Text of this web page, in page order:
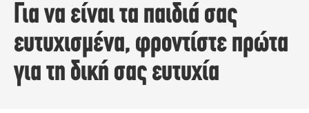
Για να είναι τα παιδιά σας
ευτυχισμένα, φροντίστε πρώτα
για τη δική σας ευτυχία